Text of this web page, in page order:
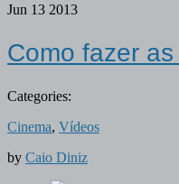
Jun 13 2013
Como fazer
Categories:
Cinema, Vídeos
by Caio Diniz